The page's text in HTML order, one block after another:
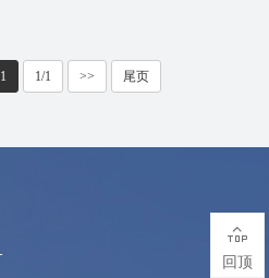
1 1/1 >> 尾页

回顶